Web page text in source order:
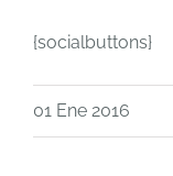
{socialbuttons}
01 Ene 2016